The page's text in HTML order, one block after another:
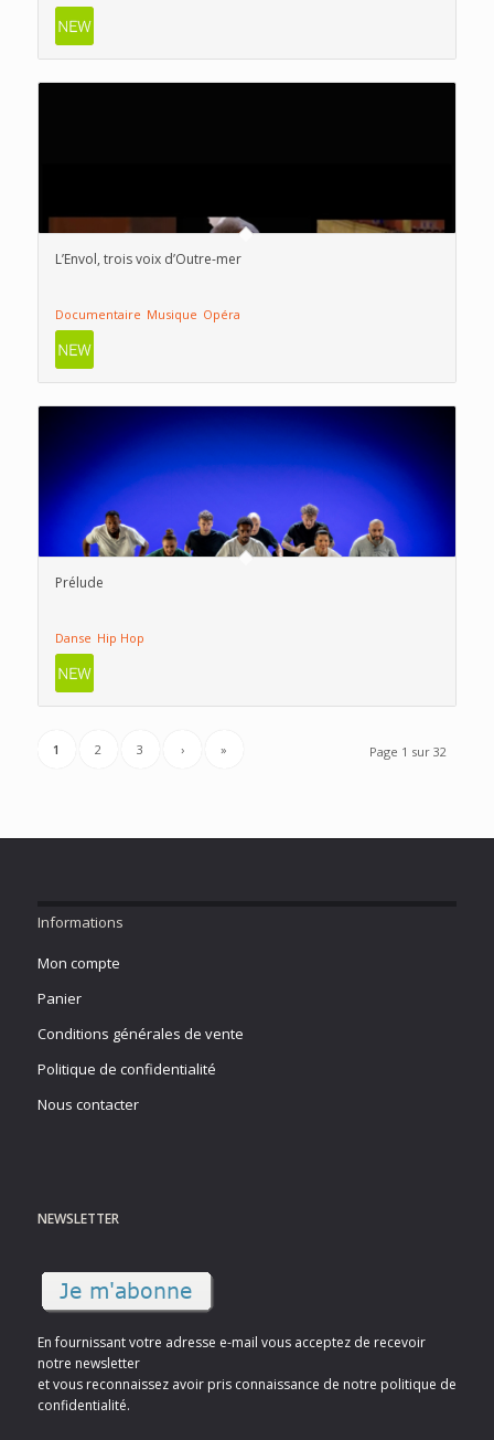
L’Envol, trois voix d’Outre-mer
Documentaire Musique Opéra
Prélude
Danse Hip Hop
Page 1 sur 32
1 2 3 › »
Informations
Mon compte
Panier
Conditions générales de vente
Politique de confidentialité
Nous contacter
NEWSLETTER
En fournissant votre adresse e-mail vous acceptez de recevoir
notre newsletter
et vous reconnaissez avoir pris connaissance de notre politique de
confidentialité.